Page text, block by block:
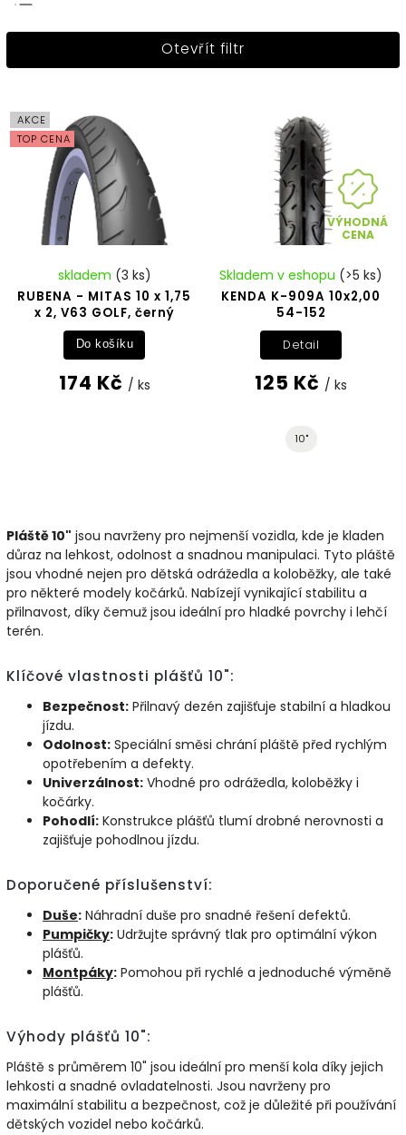
Nejprodávanější
Abecedně
Otevřít filtr
AKCE
TOP CENA
RUBENA - MITAS 10 x 1,75
x 2, V63 GOLF, černý
skladem (3 ks)
174 Kč / ks
Do košíku
VÝHODNÁ
CENA
KENDA K-909A 10x2,00
54-152
Skladem v eshopu (>5 ks)
125 Kč / ks
Detail
10"
Pláště 10" jsou navrženy pro nejmenší vozidla, kde je kladen
důraz na lehkost, odolnost a snadnou manipulaci. Tyto pláště
jsou vhodné nejen pro dětská odrážedla a koloběžky, ale také
pro některé modely kočárků. Nabízejí vynikající stabilitu a
přilnavost, díky čemuž jsou ideální pro hladké povrchy i lehčí
terén.
Klíčové vlastnosti plášťů 10":
Bezpečnost: Přilnavý dezén zajišťuje stabilní a hladkou
jízdu.
Odolnost: Speciální směsi chrání pláště před rychlým
opotřebením a defekty.
Univerzálnost: Vhodné pro odrážedla, koloběžky i
kočárky.
Pohodlí: Konstrukce plášťů tlumí drobné nerovnosti a
zajišťuje pohodlnou jízdu.
Doporučené příslušenství:
Duše: Náhradní duše pro snadné řešení defektů.
Pumpičky: Udržujte správný tlak pro optimální výkon
plášťů.
Montpáky: Pomohou při rychlé a jednoduché výměně
plášťů.
Výhody plášťů 10":
Pláště s průměrem 10" jsou ideální pro menší kola díky jejich
lehkosti a snadné ovladatelnosti. Jsou navrženy pro
maximální stabilitu a bezpečnost, což je důležité při používání
dětských vozidel nebo kočárků.